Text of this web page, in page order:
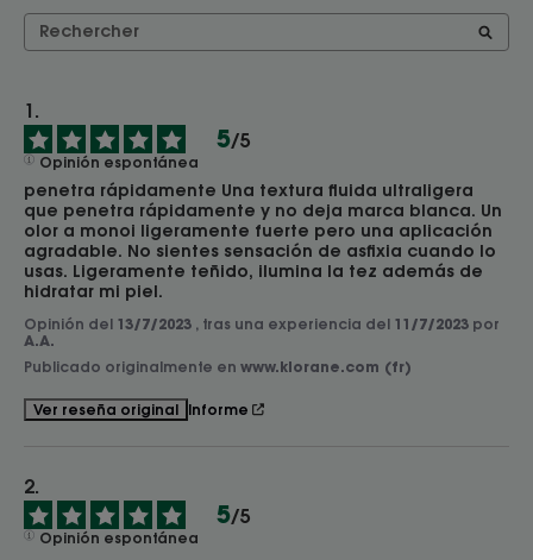
5/5
Opinión espontánea
penetra rápidamente Una textura fluida ultraligera
que penetra rápidamente y no deja marca blanca. Un
olor a monoi ligeramente fuerte pero una aplicación
agradable. No sientes sensación de asfixia cuando lo
usas. Ligeramente teñido, ilumina la tez además de
hidratar mi piel.
Opinión del 13/7/2023 , tras una experiencia del 11/7/2023 por
A.A.
Publicado originalmente en www.klorane.com (fr)
Ver reseña original Informe
5/5
Opinión espontánea